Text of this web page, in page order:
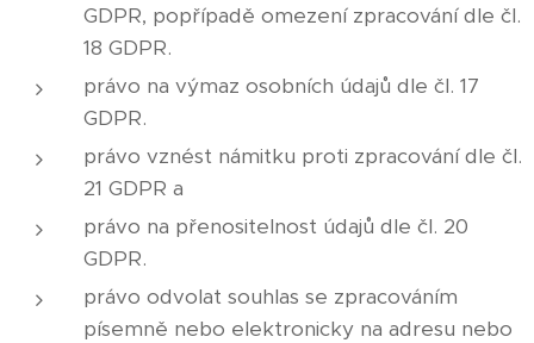
GDPR, popřípadě omezení zpracování dle čl.
18 GDPR.
právo na výmaz osobních údajů dle čl. 17
GDPR.
právo vznést námitku proti zpracování dle čl.
21 GDPR a
právo na přenositelnost údajů dle čl. 20
GDPR.
právo odvolat souhlas se zpracováním
písemně nebo elektronicky na adresu nebo